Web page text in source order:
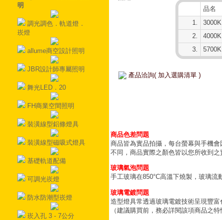
明
調光調色．軌道燈．
崁燈
allume商空設計照明
JBR設計師專屬照明
舞光LED．20
FH商業空間照明
裝潢線型鋁條燈具
裝潢線型磁吸式燈具
基礎軌道配備
可調光崁燈
防水防潮型崁燈
崁入孔 3 - 7公分
品名
1.
3000K
2.
4000K
3.
5700K
產品洽詢( 加入選購清單 )
商品色差問題
商品皆為實品拍攝，每台螢幕與手機
不同，商品實際之顏色皆以您所收到之
玻璃氣泡問題
手工玻璃在850°C高溫下燒製，玻璃
玻璃電鍍問題
造型燈具常透過玻璃電鍍技術呈現豐
（建議購買前，務必詳閱該項商品之